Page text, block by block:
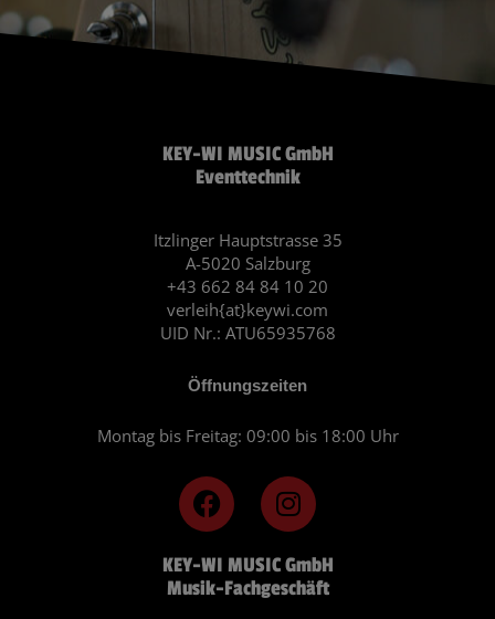
KEY-WI MUSIC GmbH
Musik-Fachgeschäft
F
a
c
e
b
I
n
s
t
a
KEY-WI MUSIC GmbH
Eventtechnik
Itzlinger Hauptstrasse 35
A-5020 Salzburg
+43 662 84 84 10 20
verleih{at}keywi.com
UID Nr.: ATU65935768
Öffnungszeiten
Montag bis Freitag: 09:00 bis 18:00 Uhr